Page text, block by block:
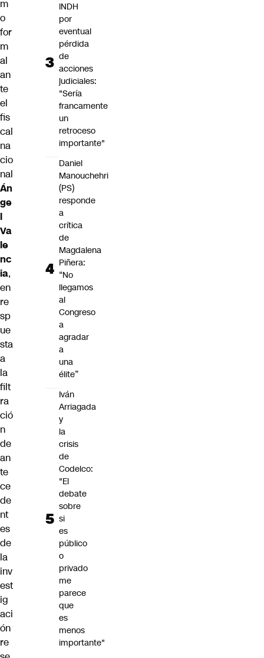
m
o
for
m
al
an
te
el
fis
cal
na
cio
nal
Án
ge
l
Va
le
nc
ia,
en
re
sp
ue
sta
a
la
filt
ra
ció
n
de
an
te
ce
de
nt
es
de
la
inv
est
ig
aci
ón
re
INDH
por
eventual
pérdida
de
acciones
judiciales:
"Sería
francamente
un
retroceso
importante"
Daniel
Manouchehri
(PS)
responde
a
crítica
de
Magdalena
Piñera:
“No
llegamos
al
Congreso
a
agradar
a
una
élite”
Iván
Arriagada
y
la
crisis
de
Codelco:
"El
debate
sobre
si
es
público
o
privado
me
parece
que
es
menos
importante"